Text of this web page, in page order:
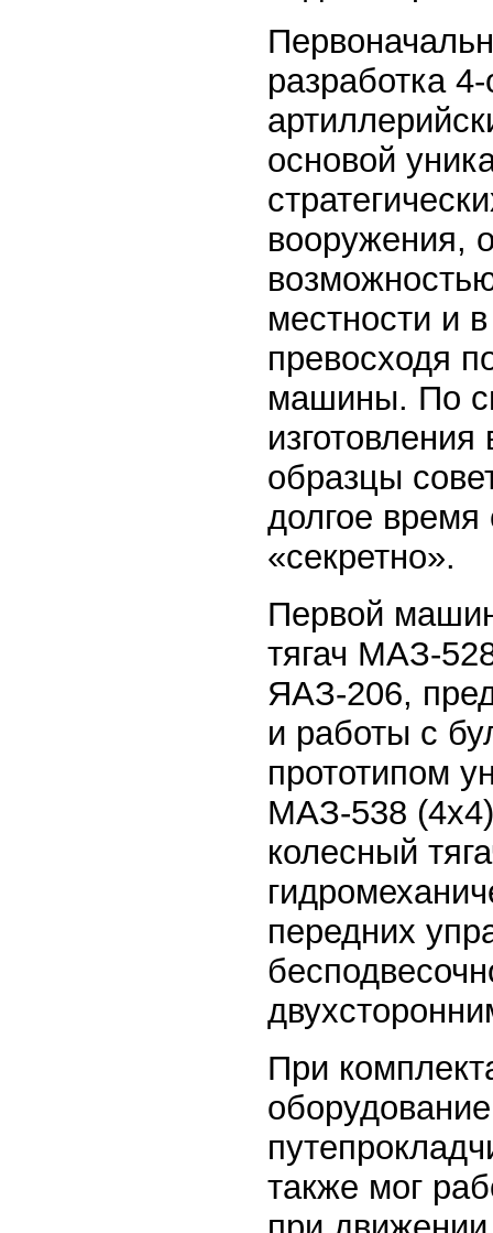
разработка
основой
вооружения,
местности и
превосходя
машины. По
образцы
долгое
«секретно».
Первой
тягач МАЗ-
ЯАЗ-206,
и работы с
прототипом
МАЗ-538
колесный
передних
При
также мог